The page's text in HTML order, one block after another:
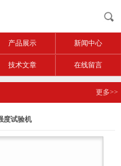
产品展示 新闻中心
技术文章 在线留言
更多>>
度试验机